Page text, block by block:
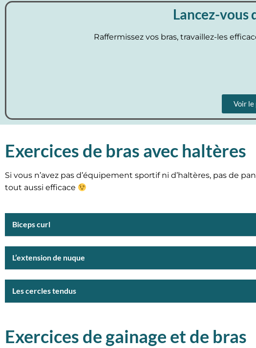
Lancez-vous
Raffermissez vos bras, travaillez-les
Voir le
Exercices de bras avec haltères
Si vous n’avez pas d’équipement sportif ni d’haltères, pas de
tout aussi efficace
Biceps curl
L’extension de nuque
Les cercles tendus
Exercices de gainage et de bras